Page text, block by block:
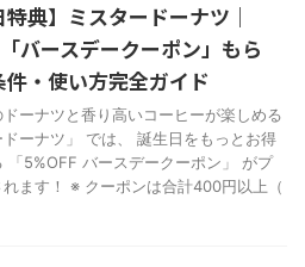
特典】ミスタードーナツ｜
バースデークーポン」もら
件・使い方完全ガイド
ーナツと香り高いコーヒーが楽しめる
ドーナツ」 では、 誕生日をもっとお得
「5%OFF バースデークーポン」 がプ
れます！ ※ クーポンは合計400円以上（